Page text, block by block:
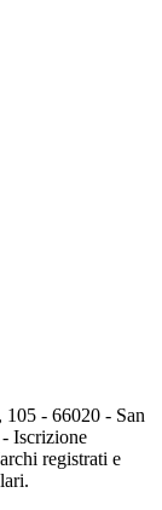
- 66020 - San
Iscrizione
registrati e